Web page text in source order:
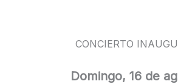
CONCIERTO
Domingo, 16 de